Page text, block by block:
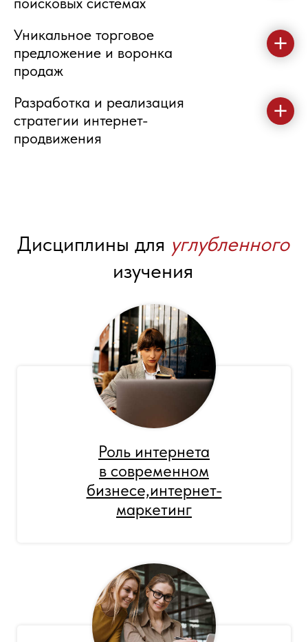
Разработка и реализация
стратегии интернет-
продвижения
Уникальное торговое
предложение и воронка
продаж
Дисциплины для углубленного
изучения
Роль интернета
в современном
бизнесе,интернет-
маркетинг